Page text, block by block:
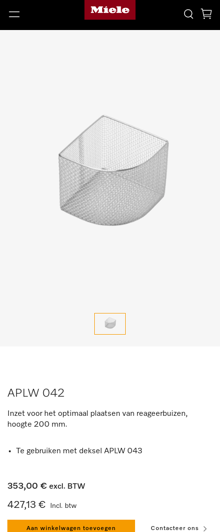
APLW 042
Inzet voor het optimaal plaatsen van reageerbuizen,
hoogte 200 mm.
Te gebruiken met deksel APLW 043
353,00 € excl. BTW
427,13 € Incl. btw
Aan winkelwagen toevoegen Contacteer ons